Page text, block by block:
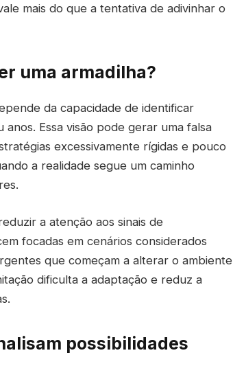
mais do que a tentativa de adivinhar o
uma armadilha?
da capacidade de identificar
Essa visão pode gerar uma falsa
excessivamente rígidas e pouco
a realidade segue um caminho
a atenção aos sinais de
focadas em cenários considerados
que começam a alterar o ambiente
dificulta a adaptação e reduz a
possibilidades